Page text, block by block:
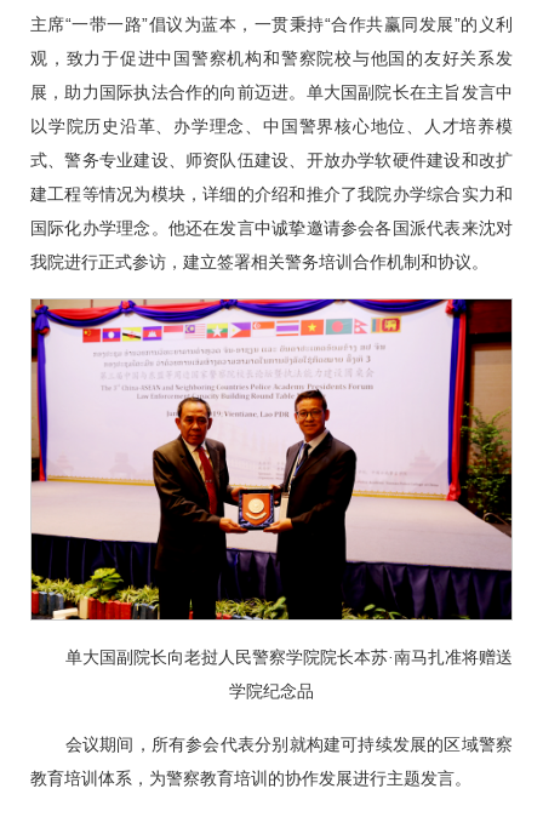
主席“一带一路”倡议为蓝本，一贯秉持“合作共赢同发展”的义利
观，致力于促进中国警察机构和警察院校与他国的友好关系发
展，助力国际执法合作的向前迈进。单大国副院长在主旨发言中
以学院历史沿革、办学理念、中国警界核心地位、人才培养模
式、警务专业建设、师资队伍建设、开放办学软硬件建设和改扩
建工程等情况为模块，详细的介绍和推介了我院办学综合实力和
国际化办学理念。他还在发言中诚挚邀请参会各国派代表来沈对
我院进行正式参访，建立签署相关警务培训合作机制和协议。
单大国副院长向老挝人民警察学院院长本苏·南马扎准将赠送
学院纪念品
会议期间，所有参会代表分别就构建可持续发展的区域警察
教育培训体系，为警察教育培训的协作发展进行主题发言。